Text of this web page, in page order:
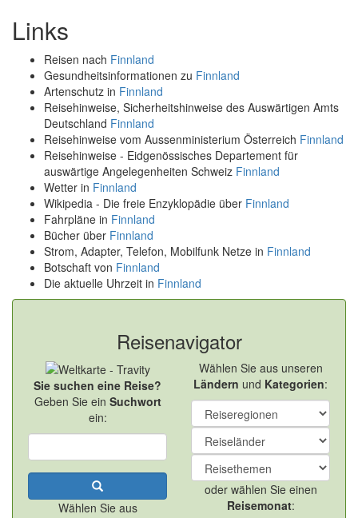
Links
Reisen nach Finnland
Gesundheitsinformationen zu Finnland
Artenschutz in Finnland
Reisehinweise, Sicherheitshinweise des Auswärtigen Amts
Deutschland Finnland
Reisehinweise vom Aussenministerium Österreich Finnland
Reisehinweise - Eidgenössisches Departement für
auswärtige Angelegenheiten Schweiz Finnland
Wetter in Finnland
Wikipedia - Die freie Enzyklopädie über Finnland
Fahrpläne in Finnland
Bücher über Finnland
Strom, Adapter, Telefon, Mobilfunk Netze in Finnland
Botschaft von Finnland
Die aktuelle Uhrzeit in Finnland
Reisenavigator
Sie suchen eine Reise?
Geben Sie ein Suchwort
ein:
Wählen Sie aus
Wählen Sie aus unseren
Ländern und Kategorien:
oder wählen Sie einen
Reisemonat: